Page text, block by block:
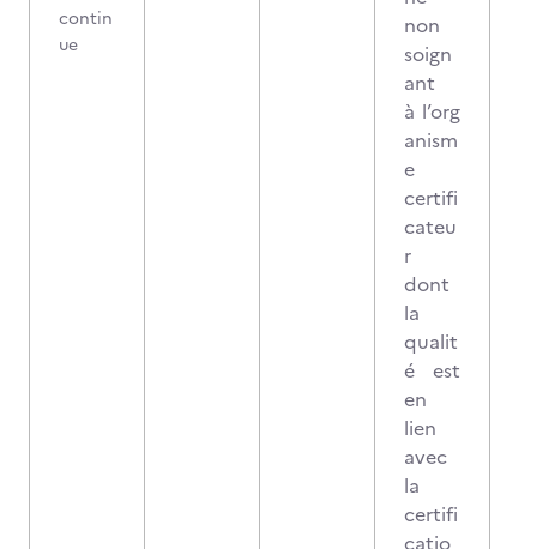
contin
ue
non
soign
ant
à l’org
anism
e
certifi
cateu
r
dont
la
qualit
é est
en
lien
avec
la
certifi
catio